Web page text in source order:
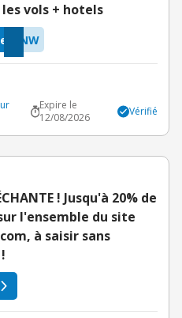
vols + hotels
VNW
Expire le
12/08/2026
Vérifié
! Jusqu'à 20% de
l'ensemble du site
à saisir sans